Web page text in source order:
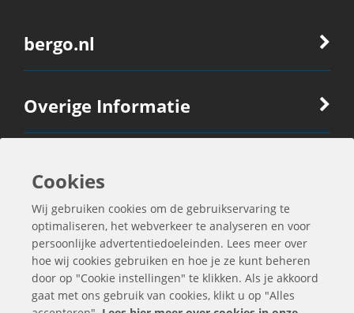
bergo.nl
Overige Informatie
Ook Interessant
Contactgegevens
Cookies
Wij gebruiken cookies om de gebruikservaring te
optimaliseren, het webverkeer te analyseren en voor
persoonlijke advertentiedoeleinden. Lees meer over
hoe wij cookies gebruiken en hoe je ze kunt beheren
door op "Cookie instellingen" te klikken. Als je akkoord
gaat met ons gebruik van cookies, klikt u op "Alles